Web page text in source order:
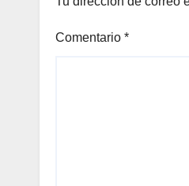
Comentario *